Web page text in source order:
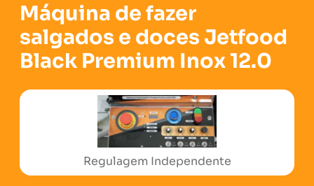
Máquina de fazer
salgados e doces Jetfood
Black Premium Inox 12.0
Selo de Certificação Europeia